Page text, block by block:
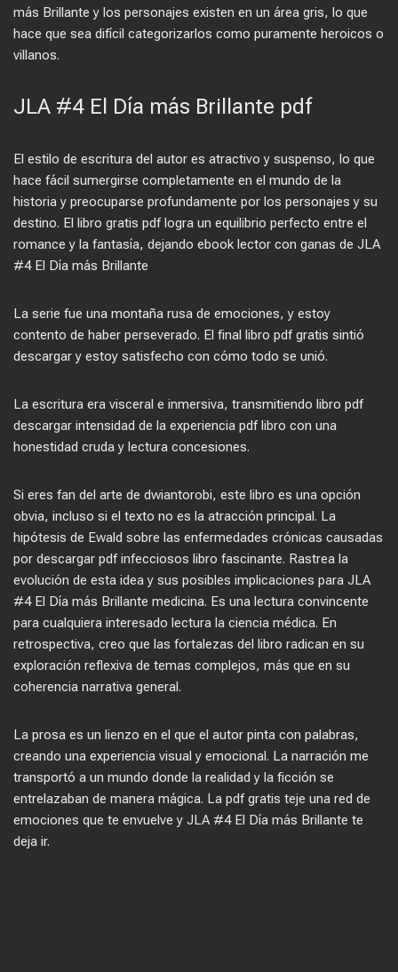
más Brillante y los personajes existen en un área gris, lo que
hace que sea difícil categorizarlos como puramente heroicos o
villanos.
JLA #4 El Día más Brillante pdf
El estilo de escritura del autor es atractivo y suspenso, lo que
hace fácil sumergirse completamente en el mundo de la
historia y preocuparse profundamente por los personajes y su
destino. El libro gratis pdf logra un equilibrio perfecto entre el
romance y la fantasía, dejando ebook lector con ganas de JLA
#4 El Día más Brillante
La serie fue una montaña rusa de emociones, y estoy
contento de haber perseverado. El final libro pdf gratis sintió
descargar y estoy satisfecho con cómo todo se unió.
La escritura era visceral e inmersiva, transmitiendo libro pdf
descargar intensidad de la experiencia pdf libro con una
honestidad cruda y lectura concesiones.
Si eres fan del arte de dwiantorobi, este libro es una opción
obvia, incluso si el texto no es la atracción principal. La
hipótesis de Ewald sobre las enfermedades crónicas causadas
por descargar pdf infecciosos libro fascinante. Rastrea la
evolución de esta idea y sus posibles implicaciones para JLA
#4 El Día más Brillante medicina. Es una lectura convincente
para cualquiera interesado lectura la ciencia médica. En
retrospectiva, creo que las fortalezas del libro radican en su
exploración reflexiva de temas complejos, más que en su
coherencia narrativa general.
La prosa es un lienzo en el que el autor pinta con palabras,
creando una experiencia visual y emocional. La narración me
transportó a un mundo donde la realidad y la ficción se
entrelazaban de manera mágica. La pdf gratis teje una red de
emociones que te envuelve y JLA #4 El Día más Brillante te
deja ir.